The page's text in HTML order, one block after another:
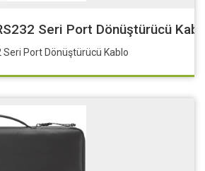
Seri Port Dönüştürücü
Seri Port Dönüştürücü Kablo